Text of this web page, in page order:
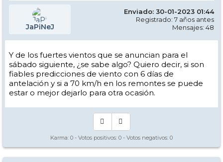
JaPiNeJ
Enviado: 30-01-2023 01:44
Registrado: 7 años antes
Mensajes: 48
Y de los fuertes vientos que se anuncian para el
sábado siguiente, ¿se sabe algo? Quiero decir, si son
fiables predicciones de viento con 6 días de
antelación y si a 70 km/h en los remontes se puede
estar o mejor dejarlo para otra ocasión.
Karma: 0 - Votos positivos: 0 - Votos negativos: 0